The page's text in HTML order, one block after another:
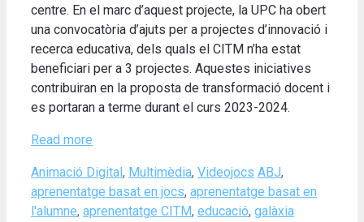
centre. En el marc d’aquest projecte, la UPC ha obert
una convocatòria d’ajuts per a projectes d’innovació i
recerca educativa, dels quals el CITM n’ha estat
beneficiari per a 3 projectes. Aquestes iniciatives
contribuiran en la proposta de transformació docent i
es portaran a terme durant el curs 2023-2024.
Read more
Categories
Animació Digital , Multimèdia, Videojocs Tags
ABJ,
aprenentatge basat en jocs, aprenentatge basat en
l'alumne, aprenentatge CITM, educació, galàxia